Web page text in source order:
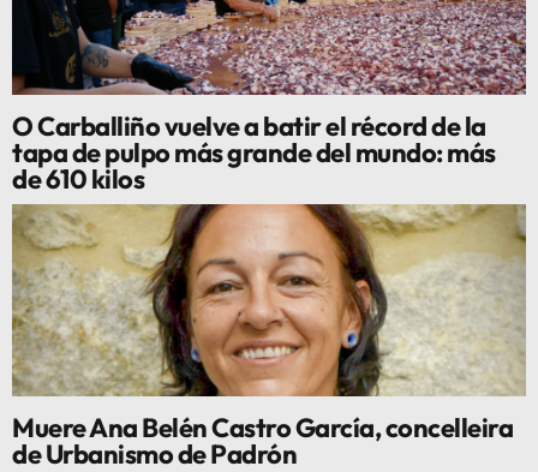
O Carballiño vuelve a batir el récord de la
tapa de pulpo más grande del mundo: más
de 610 kilos
Muere Ana Belén Castro García, concelleira
de Urbanismo de Padrón